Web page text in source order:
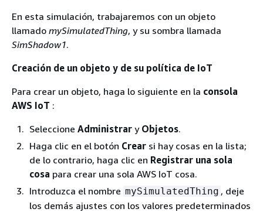
En esta simulación, trabajaremos con un objeto
llamado mySimulatedThing, y su sombra llamada
SimShadow1.
Creación de un objeto y de su política de IoT
Para crear un objeto, haga lo siguiente en la consola
AWS IoT :
Seleccione Administrar y Objetos.
Haga clic en el botón Crear si hay cosas en la lista;
de lo contrario, haga clic en Registrar una sola
cosa para crear una sola AWS IoT cosa.
Introduzca el nombre mySimulatedThing , deje
los demás ajustes con los valores predeterminados